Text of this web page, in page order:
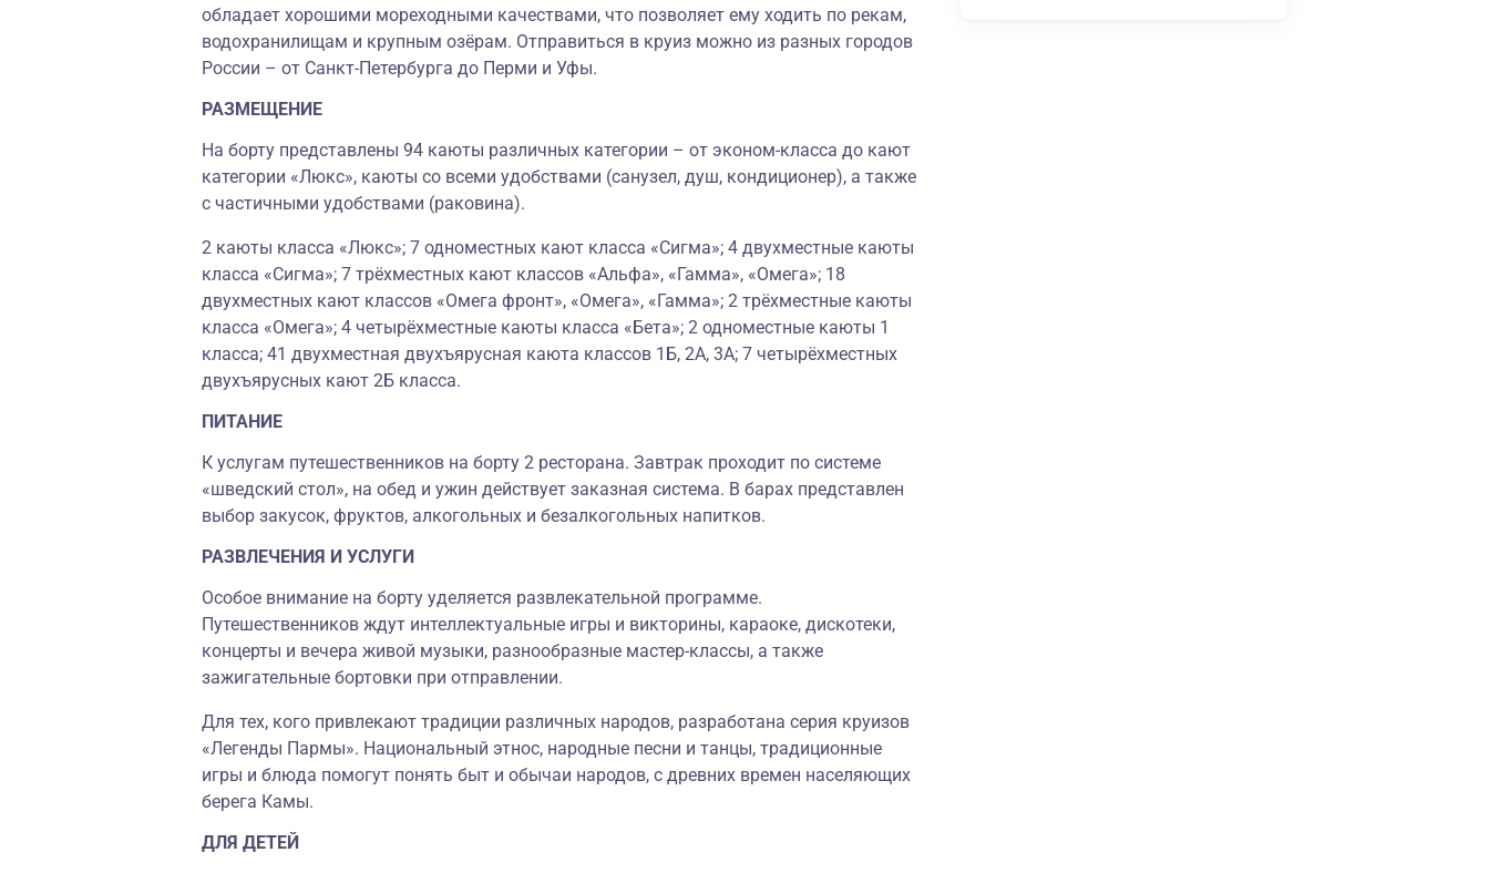
обладает хорошими мореходными качествами, что позволяет ему ходить по рекам,
водохранилищам и крупным озёрам. Отправиться в круиз можно из разных городов
России – от Санкт-Петербурга до Перми и Уфы.
РАЗМЕЩЕНИЕ
На борту представлены 94 каюты различных категории – от эконом-класса до кают
категории «Люкс», каюты со всеми удобствами (санузел, душ, кондиционер), а также
с частичными удобствами (раковина).
2 каюты класса «Люкс»; 7 одноместных кают класса «Сигма»; 4 двухместные каюты
класса «Сигма»; 7 трёхместных кают классов «Альфа», «Гамма», «Омега»; 18
двухместных кают классов «Омега фронт», «Омега», «Гамма»; 2 трёхместные каюты
класса «Омега»; 4 четырёхместные каюты класса «Бета»; 2 одноместные каюты 1
класса; 41 двухместная двухъярусная каюта классов 1Б, 2А, 3А; 7 четырёхместных
двухъярусных кают 2Б класса.
ПИТАНИЕ
К услугам путешественников на борту 2 ресторана. Завтрак проходит по системе
«шведский стол», на обед и ужин действует заказная система. В барах представлен
выбор закусок, фруктов, алкогольных и безалкогольных напитков.
РАЗВЛЕЧЕНИЯ И УСЛУГИ
Особое внимание на борту уделяется развлекательной программе.
Путешественников ждут интеллектуальные игры и викторины, караоке, дискотеки,
концерты и вечера живой музыки, разнообразные мастер-классы, а также
зажигательные бортовки при отправлении.
Для тех, кого привлекают традиции различных народов, разработана серия круизов
«Легенды Пармы». Национальный этнос, народные песни и танцы, традиционные
игры и блюда помогут понять быт и обычаи народов, с древних времен населяющих
берега Камы.
ДЛЯ ДЕТЕЙ